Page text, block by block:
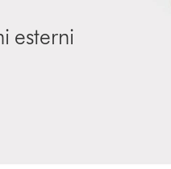
esterni